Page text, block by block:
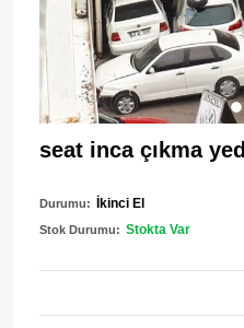
seat inca çıkma
Durumu: İkinci El
Stok Durumu: Stokta Var